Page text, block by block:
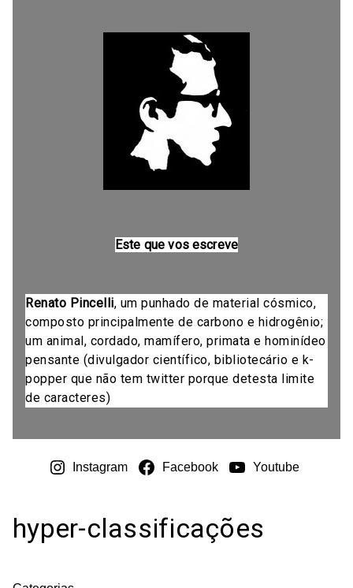
Este que vos escreve
Renato Pincelli, um punhado de material cósmico,
composto principalmente de carbono e hidrogênio;
um animal, cordado, mamífero, primata e hominídeo
pensante (divulgador científico, bibliotecário e k-
popper que não tem twitter porque detesta limite
de caracteres)
Instagram Facebook Youtube
hyper-classificações